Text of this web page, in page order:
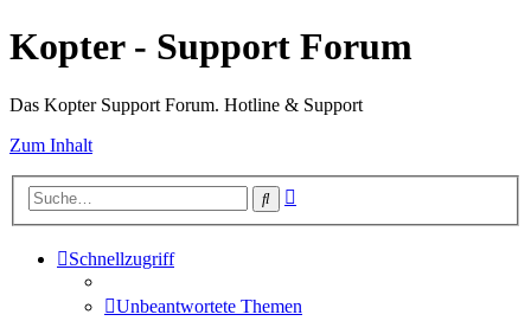
Kopter - Support Forum
Das Kopter Support Forum. Hotline & Support
Zum Inhalt
Suche
Schnellzugriff
Unbeantwortete Themen